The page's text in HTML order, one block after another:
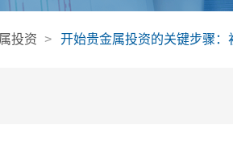
投资 开始贵金属投资的关键步骤：